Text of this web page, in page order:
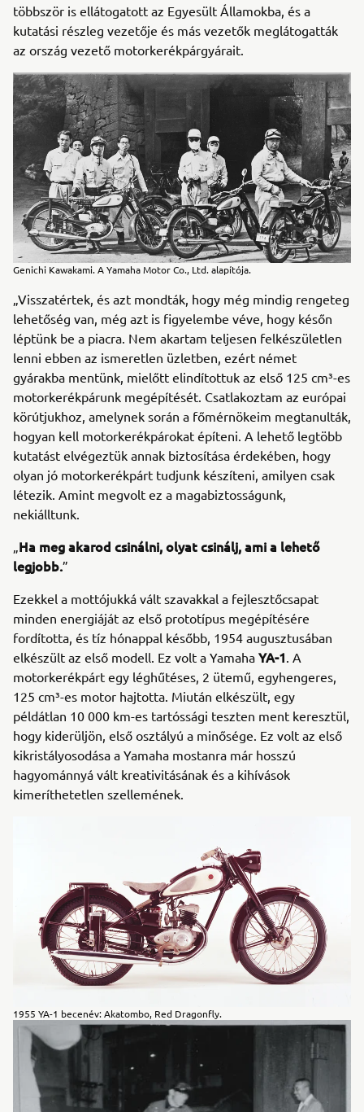
többször is ellátogatott az Egyesült Államokba, és a
kutatási részleg vezetője és más vezetők meglátogatták
az ország vezető motorkerékpárgyárait.
Genichi Kawakami. A Yamaha Motor Co., Ltd. alapítója.
„Visszatértek, és azt mondták, hogy még mindig rengeteg
lehetőség van, még azt is figyelembe véve, hogy későn
léptünk be a piacra. Nem akartam teljesen felkészületlen
lenni ebben az ismeretlen üzletben, ezért német
gyárakba mentünk, mielőtt elindítottuk az első 125 cm³-es
motorkerékpárunk megépítését. Csatlakoztam az európai
körútjukhoz, amelynek során a főmérnökeim megtanulták,
hogyan kell motorkerékpárokat építeni. A lehető legtöbb
kutatást elvégeztük annak biztosítása érdekében, hogy
olyan jó motorkerékpárt tudjunk készíteni, amilyen csak
létezik. Amint megvolt ez a magabiztosságunk,
nekiálltunk.
„Ha meg akarod csinálni, olyat csinálj, ami a lehető
legjobb.”
Ezekkel a mottójukká vált szavakkal a fejlesztőcsapat
minden energiáját az első prototípus megépítésére
fordította, és tíz hónappal később, 1954 augusztusában
elkészült az első modell. Ez volt a Yamaha YA-1. A
motorkerékpárt egy léghűtéses, 2 ütemű, egyhengeres,
125 cm³-es motor hajtotta. Miután elkészült, egy
példátlan 10 000 km-es tartóssági teszten ment keresztül,
hogy kiderüljön, első osztályú a minősége. Ez volt az első
kikristályosodása a Yamaha mostanra már hosszú
hagyománnyá vált kreativitásának és a kihívások
kimeríthetetlen szellemének.
1955 YA-1 becenév: Akatombo, Red Dragonfly.